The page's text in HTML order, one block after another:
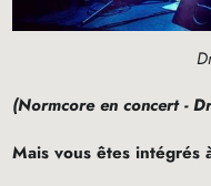
(Normcore en concert -
Mais vous êtes intégrés